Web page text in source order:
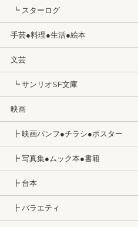
┗ スターログ
手芸●料理●生活●絵本
文芸
┗ サンリオSF文庫
映画
┣ 映画パンフ●チラシ●ポスター
┣ 写真集●ムック本●書籍
┣ 台本
┣ バラエティ